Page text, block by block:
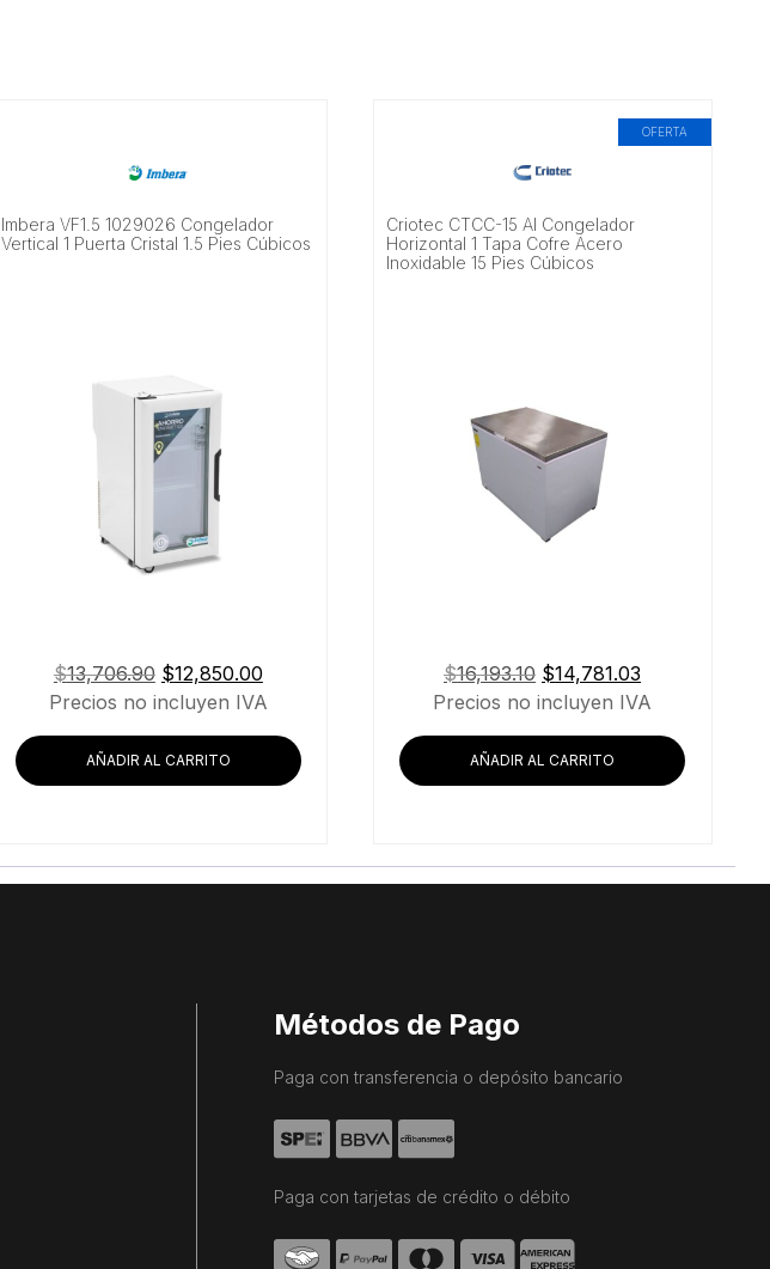
Imbera VF1.5 1029026 Congelador
Vertical 1 Puerta Cristal 1.5 Pies Cúbicos
$13,706.90 El
precio
original
era:
$13,706.90.
$12,850.00El
precio
actual
$12,850.00.
Precios no incluyen IVA
AÑADIR AL CARRITO
OFERTA
Criotec CTCC-15 AI Congelador
Horizontal 1 Tapa Cofre Acero
Inoxidable 15 Pies Cúbicos
$16,193.10 El
precio
original
era:
$16,193.10.
$14,781.03
precio
actual
$14,781.03.
Precios no incluyen IVA
AÑADIR AL CARRITO
Métodos de Pago
Paga con transferencia o depósito bancario
Paga con tarjetas de crédito o débito